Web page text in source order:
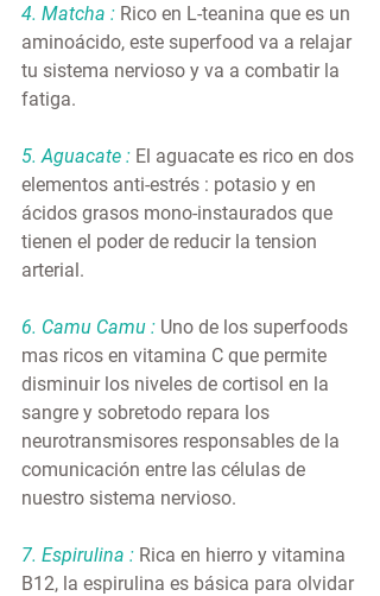
4. Matcha : Rico en L-teanina que es un
aminoácido, este superfood va a relajar
tu sistema nervioso y va a combatir la
fatiga.
5. Aguacate : El aguacate es rico en dos
elementos anti-estrés : potasio y en
ácidos grasos mono-instaurados que
tienen el poder de reducir la tension
arterial.
6. Camu Camu : Uno de los superfoods
mas ricos en vitamina C que permite
disminuir los niveles de cortisol en la
sangre y sobretodo repara los
neurotransmisores responsables de la
comunicación entre las células de
nuestro sistema nervioso.
7. Espirulina : Rica en hierro y vitamina
B12, la espirulina es básica para olvidar